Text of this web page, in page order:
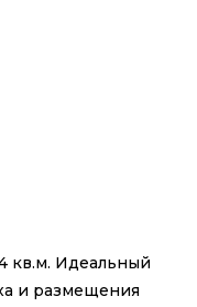
кв.м. Идеальный
и размещения